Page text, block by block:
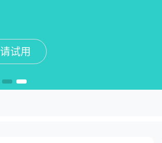
试用
试用
试用
试用